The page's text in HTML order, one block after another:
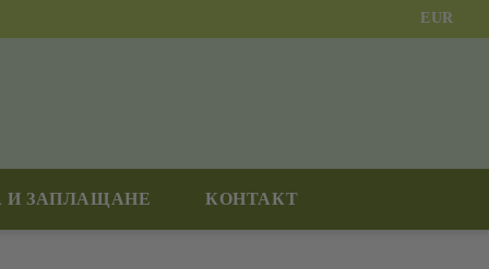
EUR
И ЗАПЛАЩАНЕ КОНТАКТ